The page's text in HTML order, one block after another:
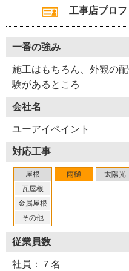
不具合が見つかったらすぐ
長澤さんは、外観の点検の
にチェックします。内部に
躯体（くたい）をむしばん
てくれる、親切な塗装工事
屋根材。化粧スレート
※４ シーリング・・・サ
雨や汚れが浸入しないよう
（２０２１年１２月取材）
工事店プロ
一番の強み
施工はもちろん、外観の
験があるところ
会社名
ユーアイペイント
対応工事
屋根
瓦屋根
金属屋根
その他
雨樋 太陽光
従業員数
社員：７名